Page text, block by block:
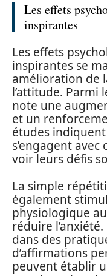
Les effets
inspirantes
Les effets
inspirantes se
amélioration de
l’attitude. Parmi
note une
et un
études
s’engagent
voir leurs défis
La simple
également
physiologique
réduire
dans des
d’affirmations
peuvent établir